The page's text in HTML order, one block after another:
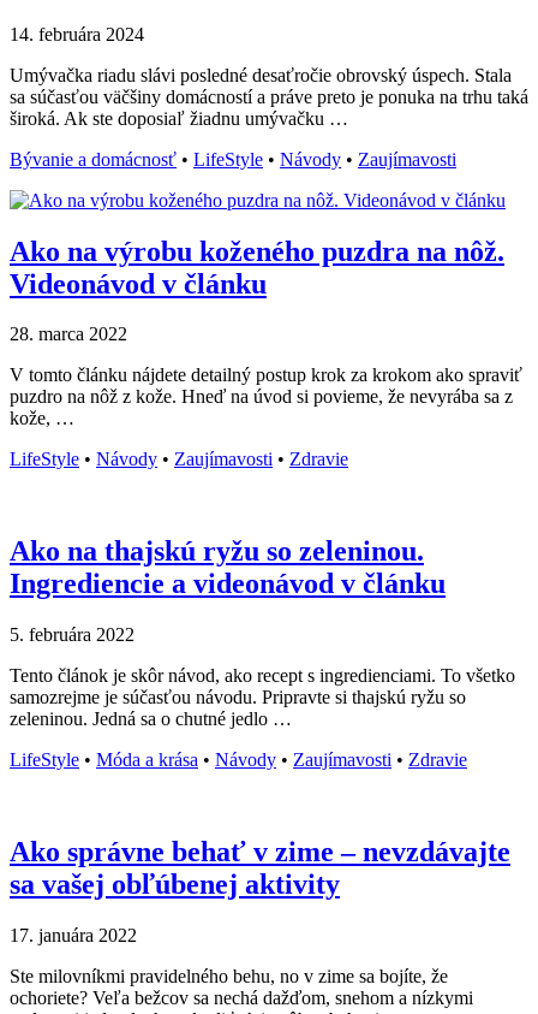
14. februára 2024
Umývačka riadu slávi posledné desaťročie obrovský úspech. Stala
sa súčasťou väčšiny domácností a práve preto je ponuka na trhu taká
široká. Ak ste doposiaľ žiadnu umývačku …
Bývanie a domácnosť • LifeStyle • Návody • Zaujímavosti
Ako na výrobu koženého puzdra na nôž.
Videonávod v článku
28. marca 2022
V tomto článku nájdete detailný postup krok za krokom ako spraviť
puzdro na nôž z kože. Hneď na úvod si povieme, že nevyrába sa z
kože, …
LifeStyle • Návody • Zaujímavosti • Zdravie
Ako na thajskú ryžu so zeleninou.
Ingrediencie a videonávod v článku
5. februára 2022
Tento článok je skôr návod, ako recept s ingredienciami. To všetko
samozrejme je súčasťou návodu. Pripravte si thajskú ryžu so
zeleninou. Jedná sa o chutné jedlo …
LifeStyle • Móda a krása • Návody • Zaujímavosti • Zdravie
Ako správne behať v zime – nevzdávajte
sa vašej obľúbenej aktivity
17. januára 2022
Ste milovníkmi pravidelného behu, no v zime sa bojíte, že
ochoriete? Veľa bežcov sa nechá dažďom, snehom a nízkymi